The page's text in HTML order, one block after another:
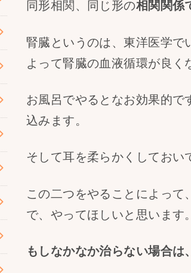
同形相関、同じ形の相関関係
腎臓というのは、東洋医学で
よって腎臓の血液循環が良く
お風呂でやるとなお効果的で
込みます。
そして耳を柔らかくしておい
この二つをやることによっ
で、やってほしいと思います。
もしなかなか治らない場合は